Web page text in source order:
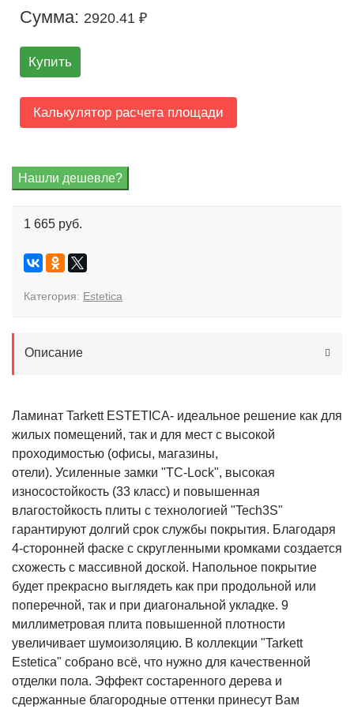
Сумма: 2920.41 ₽
Купить
Калькулятор расчета площади
1 665 руб.
Категория: Estetica
Описание
Ламинат Tarkett ESTETICA- идеальное решение как для
жилых помещений, так и для мест с высокой
проходимостью (офисы, магазины,
отели). Усиленные замки "TC-Lock", высокая
износостойкость (33 класс) и повышенная
влагостойкость плиты с технологией "Tech3S"
гарантируют долгий срок службы покрытия. Благодаря
4-сторонней фаске с скругленными кромками создается
схожесть с массивной доской. Напольное покрытие
будет прекрасно выглядеть как при продольной или
поперечной, так и при диагональной укладке. 9
миллиметровая плита повышенной плотности
увеличивает шумоизоляцию. В коллекции "Tarkett
Estetica" собрано всё, что нужно для качественной
отделки пола. Эффект состаренного дерева и
сдержанные благородные оттенки принесут Вам